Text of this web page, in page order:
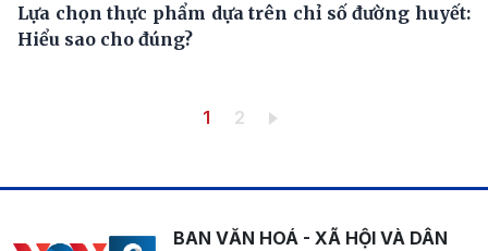
Lựa chọn thực phẩm dựa trên chỉ số đường huyết:
Hiểu sao cho đúng?
Trang hiện thời
1 Trang
2
BAN VĂN HOÁ - XÃ HỘI VÀ DÂN